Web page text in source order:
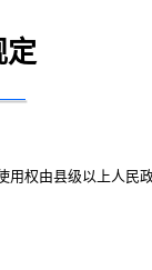
定
权由县级以上人民